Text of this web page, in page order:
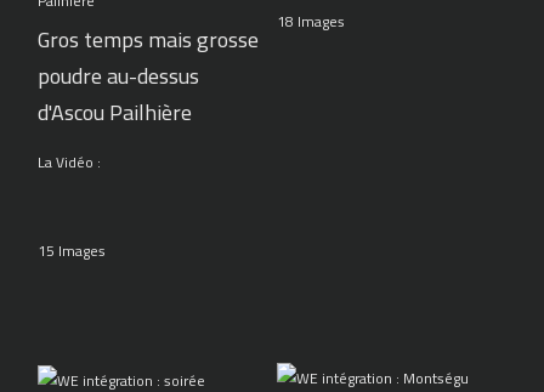
Gros temps mais grosse
poudre au-dessus
d'Ascou Pailhière
La Vidéo :
15 Images
18 Images